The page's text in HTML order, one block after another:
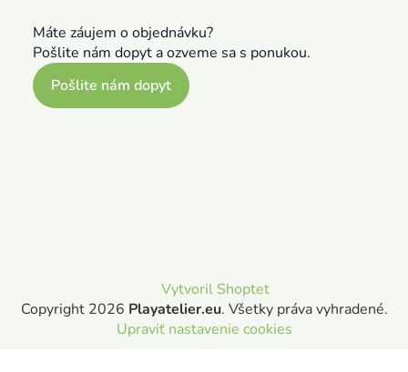
Máte záujem o objednávku?
Pošlite nám dopyt a ozveme sa s ponukou.
Pošlite nám dopyt
Vytvoril Shoptet
Copyright 2026 Playatelier.eu. Všetky práva vyhradené.
Upraviť nastavenie cookies